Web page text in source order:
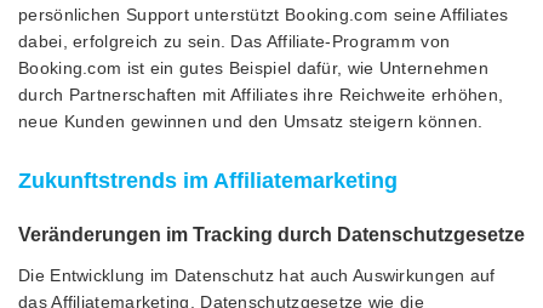
persönlichen Support unterstützt Booking.com seine Affiliates
dabei, erfolgreich zu sein. Das Affiliate-Programm von
Booking.com ist ein gutes Beispiel dafür, wie Unternehmen
durch Partnerschaften mit Affiliates ihre Reichweite erhöhen,
neue Kunden gewinnen und den Umsatz steigern können.
Zukunftstrends im Affiliatemarketing
Veränderungen im Tracking durch Datenschutzgesetze
Die Entwicklung im Datenschutz hat auch Auswirkungen auf
das Affiliatemarketing. Datenschutzgesetze wie die